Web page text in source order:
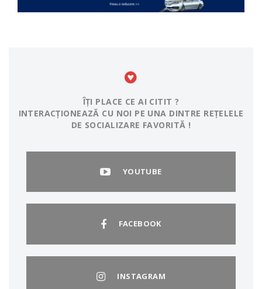
ÎȚI PLACE CE AI CITIT ?
INTERACȚIONEAZĂ CU NOI PE UNA DINTRE REȚELELE
DE SOCIALIZARE FAVORITĂ !
YOUTUBE
FACEBOOK
INSTAGRAM